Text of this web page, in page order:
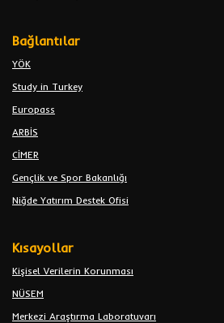
Bağlantılar
YÖK
Study in Turkey
Europass
ARBİS
CİMER
Gençlik ve Spor Bakanlığı
Niğde Yatırım Destek Ofisi
Kısayollar
Kişisel Verilerin Korunması
NÜSEM
Merkezi Araştırma Laboratuvarı